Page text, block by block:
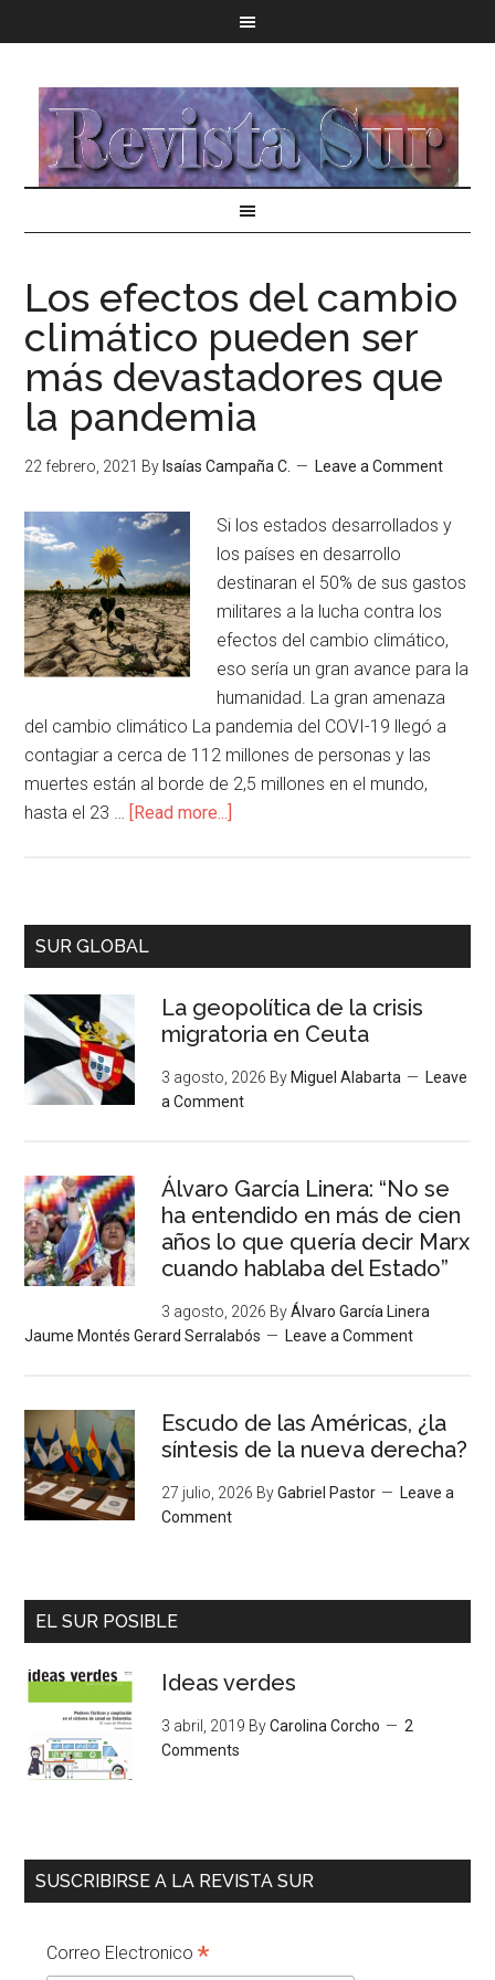
Los efectos del cambio
climático pueden ser
más devastadores que
la pandemia
22 febrero, 2021 By Isaías Campaña C. Leave a Comment
Si los estados desarrollados y
los países en desarrollo
destinaran el 50% de sus gastos
militares a la lucha contra los
efectos del cambio climático,
eso sería un gran avance para la
humanidad. La gran amenaza
del cambio climático La pandemia del COVI-19 llegó a
contagiar a cerca de 112 millones de personas y las
muertes están al borde de 2,5 millones en el mundo,
hasta el 23 … [Read more...]
SUR GLOBAL
La geopolítica de la crisis
migratoria en Ceuta
3 agosto, 2026 By Miguel Alabarta
Leave
a Comment
Álvaro García Linera: “No se
ha entendido en más de cien
años lo que quería decir Marx
cuando hablaba del Estado”
3 agosto, 2026 ByÁlvaro García Linera
Jaume Montés Gerard Serralabós
Leave a Comment
Escudo de las Américas, ¿la
síntesis de la nueva derecha?
27 julio, 2026 ByGabriel Pastor
Leave a
Comment
EL SUR POSIBLE
Ideas verdes
3 abril, 2019 ByCarolina Corcho
2
Comments
SUSCRIBIRSE A LA REVISTA SUR
Correo Electronico*